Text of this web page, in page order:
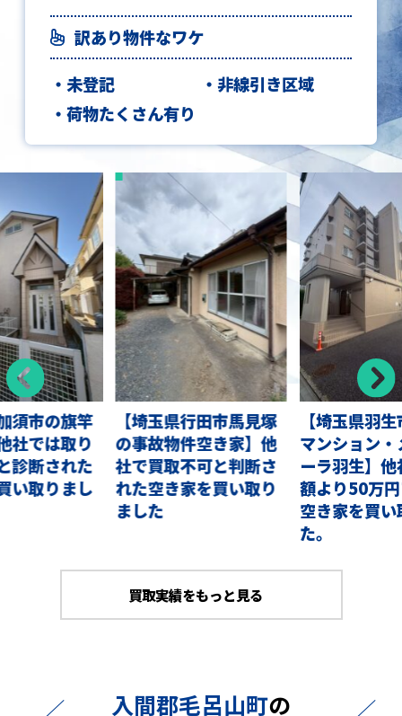
訳あり物件なワケ
未登記
非線引き区域
荷物たくさん有り
須市の旗竿
社では取り
診断された
い取りまし
【埼玉県行田市馬見塚
の事故物件空き家】他
社で買取不可と判断さ
れた空き家を買い取り
ました
【埼玉県羽
マンション
ーラ羽生】
額より50万
空き家を買
た。
買取実績をもっと見る
入間郡毛呂山町の